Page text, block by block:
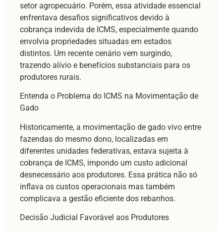
setor agropecuário. Porém, essa atividade essencial
enfrentava desafios significativos devido à
cobrança indevida de ICMS, especialmente quando
envolvia propriedades situadas em estados
distintos. Um recente cenário vem surgindo,
trazendo alívio e benefícios substanciais para os
produtores rurais.
Entenda o Problema do ICMS na Movimentação de
Gado
Historicamente, a movimentação de gado vivo entre
fazendas do mesmo dono, localizadas em
diferentes unidades federativas, estava sujeita à
cobrança de ICMS, impondo um custo adicional
desnecessário aos produtores. Essa prática não só
inflava os custos operacionais mas também
complicava a gestão eficiente dos rebanhos.
Decisão Judicial Favorável aos Produtores